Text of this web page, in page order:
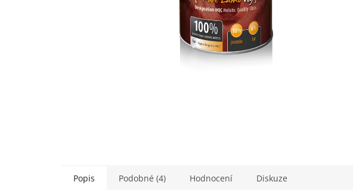
Popis Podobné (4) Hodnocení Diskuze